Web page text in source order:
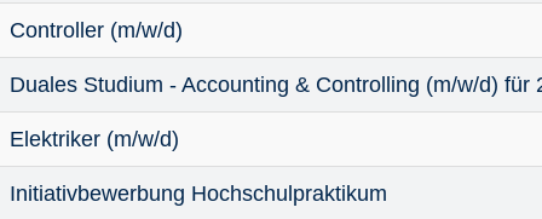
Controller (m/w/d)
Duales Studium - Accounting & Controlling (m/w/d) für
Elektriker (m/w/d)
Initiativbewerbung Hochschulpraktikum